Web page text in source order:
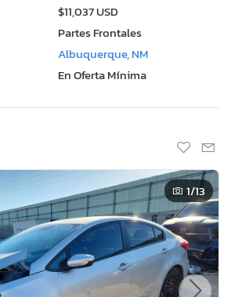
$11,037 USD
Partes Frontales
Albuquerque, NM
En Oferta Mínima
1/13